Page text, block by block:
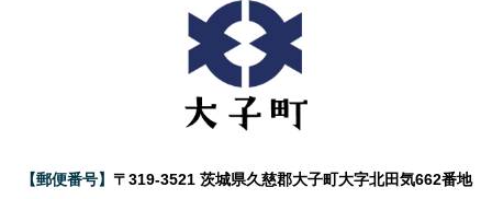
【郵便番号】 〒319-3521 茨城県久慈郡大子町大字北田気662番地